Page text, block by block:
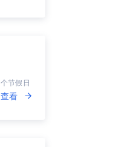
个节假日
查看